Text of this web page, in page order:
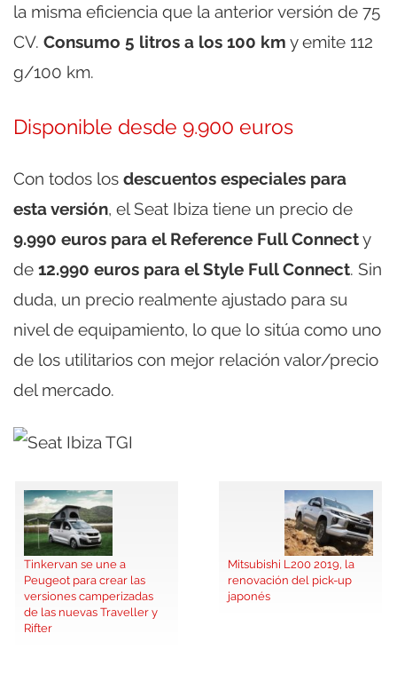
la misma eficiencia que la anterior versión de 75
CV. Consumo 5 litros a los 100 km y emite 112
g/100 km.
Disponible desde 9.900 euros
Con todos los descuentos especiales para
esta versión, el Seat Ibiza tiene un precio de
9.990 euros para el Reference Full Connecty
de 12.990 euros para el Style Full Connect. Sin
duda, un precio realmente ajustado para su
nivel de equipamiento, lo que lo sitúa como uno
de los utilitarios con mejor relación valor/precio
del mercado.
Tinkervan se une a
Peugeot para crear las
versiones camperizadas
de las nuevas Traveller y
Rifter
Mitsubishi L200 2019, la
renovación del pick-up
japonés